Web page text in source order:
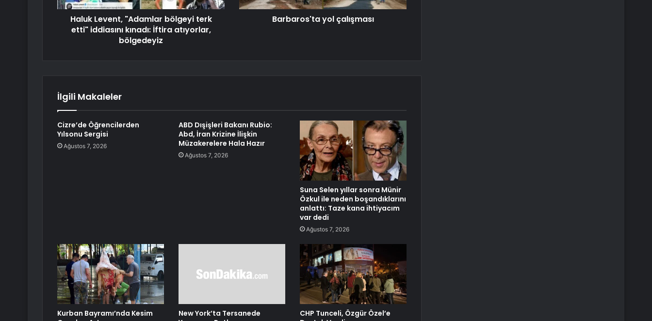
Haluk Levent, "Adamlar bölgeyi terk
etti" iddiasını kınadı: İftira atıyorlar,
bölgedeyiz
Barbaros'ta yol çalışması
İlgili Makaleler
Cizre’de Öğrencilerden
Yılsonu Sergisi
Ağustos 7, 2026
ABD Dışişleri Bakanı Rubio:
Abd, İran Krizine İlişkin
Müzakerelere Hala Hazır
Ağustos 7, 2026
Suna Selen yıllar sonra Münir
Özkul ile neden boşandıklarını
anlattı: Taze kana ihtiyacım
var dedi
Ağustos 7, 2026
Kurban Bayramı’nda Kesim
New York’ta Tersanede
CHP Tunceli, Özgür Özel’e